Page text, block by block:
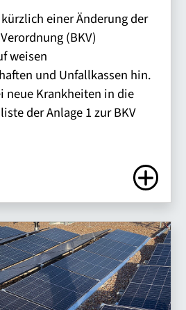
einer Änderung der
(BKV)
weisen
und Unfallkassen hin.
neue Krankheiten in die
der Anlage 1 zur BKV
Zum Artikel